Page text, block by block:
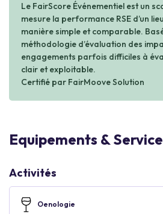
Le FairScore Événementiel est un
mesure la performance RSE d’un
manière simple et comparable.
méthodologie d’évaluation des
engagements parfois difficiles à
clair et exploitable.
Certifié par FairMoove Solution
Equipements &
Activités
Oenologie